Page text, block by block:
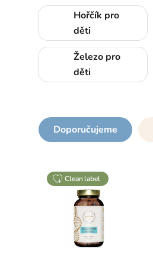
Hořčík pro
děti
Železo pro
děti
Doporučujeme
clean label